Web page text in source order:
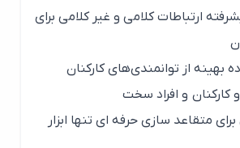
ارتباطات کلامی و غیر کلامی برای
از توانمندی‌های کارکنان
و افراد سخت
سازی حرفه ای تنها ابزار